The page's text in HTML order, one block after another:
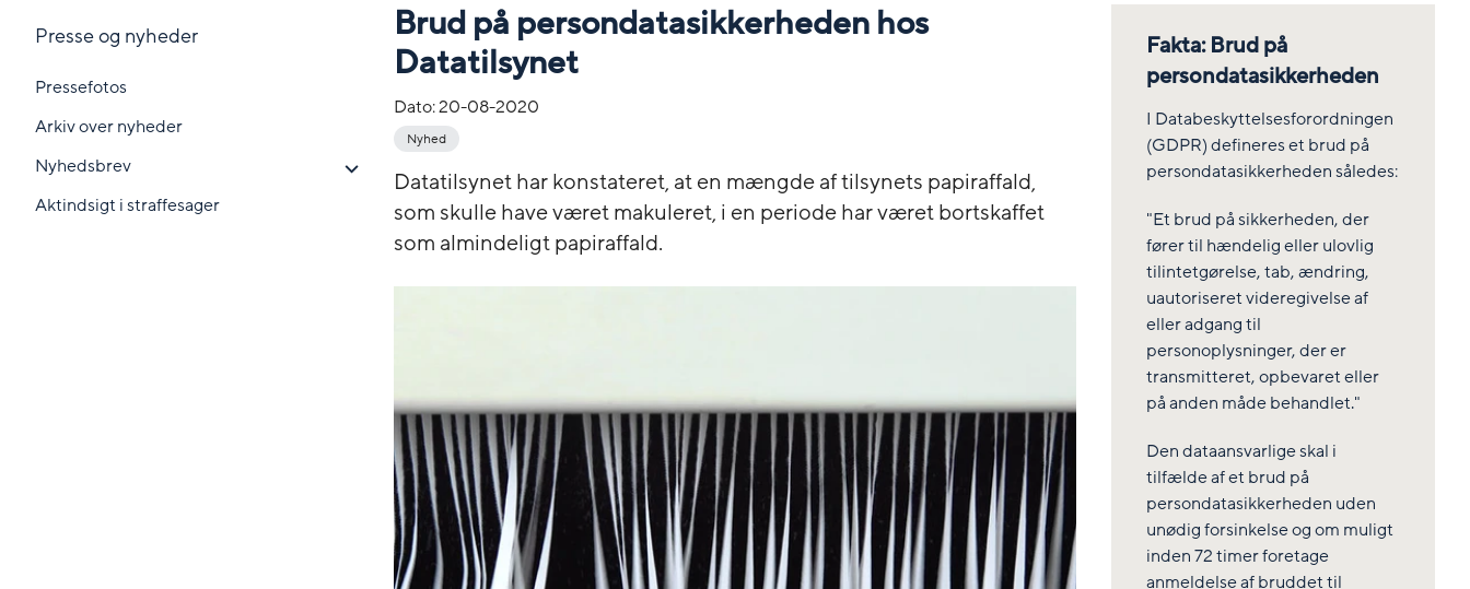
Presse og nyheder
Pressefotos
Arkiv over nyheder
Nyhedsbrev
Aktindsigt i straffesager
Brud på persondatasikkerheden hos
Datatilsynet
Dato:20-08-2020
Nyhed
Datatilsynet har konstateret, at en mængde af tilsynets papiraffald,
som skulle have været makuleret, i en periode har været bortskaffet
som almindeligt papiraffald.
Fakta: Brud på
persondatasikkerheden
I Databeskyttelsesforordningen
(GDPR) defineres et brud på
persondatasikkerheden således:
"Et brud på sikkerheden, der
fører til hændelig eller ulovlig
tilintetgørelse, tab, ændring,
uautoriseret videregivelse af
eller adgang til
personoplysninger, der er
transmitteret, opbevaret eller
på anden måde behandlet."
Den dataansvarlige skal i
tilfælde af et brud på
persondatasikkerheden uden
unødig forsinkelse og om muligt
inden 72 timer foretage
anmeldelse af bruddet til